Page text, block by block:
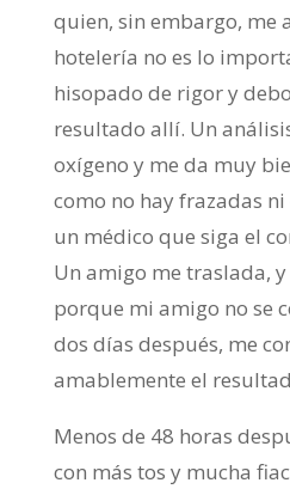
quien, sin embargo, me
hotelería no es lo
hisopado de rigor y
resultado allí. Un
oxígeno y me da muy
como no hay frazadas ni
un médico que siga el
Un amigo me traslada,
porque mi amigo no se
dos días después, me
amablemente el
Menos de 48 horas
con más tos y mucha